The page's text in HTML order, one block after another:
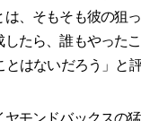
は、そもそも彼の狙
したら、誰もやった
はないだろう」と評